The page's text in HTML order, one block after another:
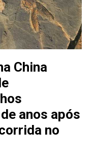
China
anos após
no